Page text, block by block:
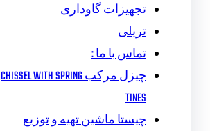
تجهیزات گاوداری
تریلی
تماس با ما :
چیزل مرکب CHISSEL WITH SPRING
TINES
چیستا ماشین تهیه و توزیع